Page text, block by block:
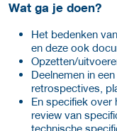
Wat ga je doen?
Het bedenken
en deze ook
Opzetten/
Deelnemen in
retrospectives,
En specifiek over
review van
technische